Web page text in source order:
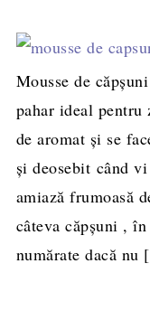
Mousse de
pahar ideal pentru
de aromat și se
şi deosebit când
amiază frumoasă
câteva căpşuni ,
numărate dacă